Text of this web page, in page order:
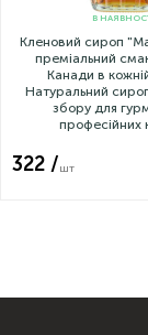
В
Кленовий сироп
преміальний
Канади в
Натуральний
збору для
професійних
322 /шт